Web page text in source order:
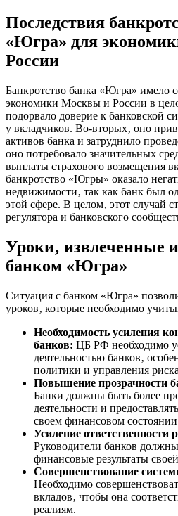
Последствия
«Югра» для
России
Банкротство банка «Югра» имело
экономики Москвы и России в
подорвало доверие к банковской
у вкладчиков. Во-вторых‚ оно
активов банка и затруднило
оно потребовало значительных
выплаты страхового возмещения
банкротство «Югры» оказало
недвижимости‚ так как банк был
этой сфере. В целом‚ этот случай
регулятора и банковского
Уроки‚ извлеченные
банком «Югра»
Ситуация с банком «Югра»
уроков‚ которые необходимо
Необходимость усиления
банков: ЦБ РФ необходимо
деятельностью банков‚
политики и управления
Повышение прозрачности
Банки должны быть более
деятельности и
своем финансовом
Усиление ответственности
Руководители банков должны
финансовые результаты
Совершенствование
Необходимо
вкладов‚ чтобы она
реалиям.